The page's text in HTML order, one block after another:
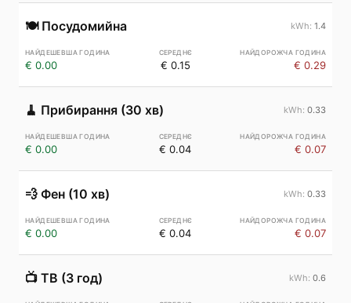
🍽️ Посудомийна 1.4
€ 0.00 € 0.15 € 0.29
🧹 Прибирання (30 хв) 0.33
€ 0.00 € 0.04 € 0.07
💨 Фен (10 хв) 0.33
€ 0.00 € 0.04 € 0.07
📺 ТВ (3 год) 0.6